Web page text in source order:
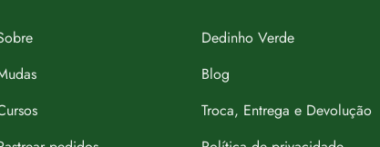
Dedinho Verde
Blog
Troca, Entrega e Devolução